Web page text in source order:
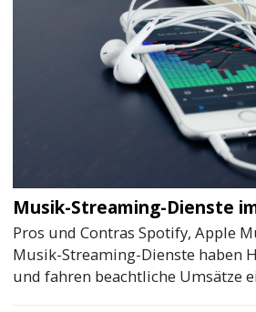
Musik-Streaming-Dienste
Pros und Contras Spotify, Apple
Musik-Streaming-Dienste haben
und fahren beachtliche Umsätze